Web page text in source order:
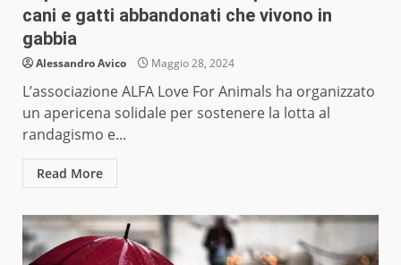
cani e gatti abbandonati che vivono in
gabbia
Alessandro Avico Maggio 28, 2024
L’associazione ALFA Love For Animals ha organizzato
un apericena solidale per sostenere la lotta al
randagismo e...
Read More